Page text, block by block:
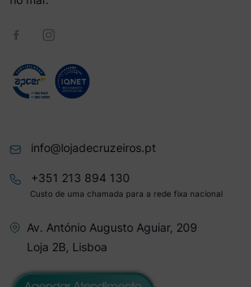
info@lojadecruzeiros.pt
+351 213 894 130
Custo de uma chamada para a rede fixa nacional
Av. António Augusto Aguiar, 209
Loja 2B, Lisboa